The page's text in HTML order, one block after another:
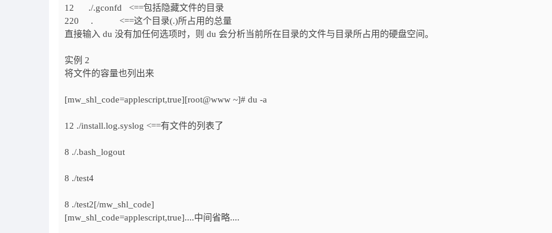
12 ./.gconfd <==包括隐藏文件的目录
220 . <==这个目录(.)所占用的总量
直接输入 du 没有加任何选项时，则 du 会分析当前所在目录的文件与目录所占用的硬盘空间。
实例 2
将文件的容量也列出来
[mw_shl_code=applescript,true][root@www ~]# du -a
12 ./install.log.syslog <==有文件的列表了
8 ./.bash_logout
8 ./test4
8 ./test2[/mw_shl_code]
[mw_shl_code=applescript,true]....中间省略....